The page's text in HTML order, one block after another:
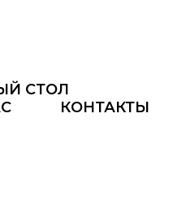
СТОЛ
КОНТАКТЫ